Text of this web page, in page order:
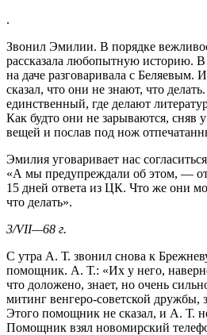
.
Звонил Эмилии. В порядке
рассказала любопытную историю. В
на даче разговаривала с Беляевым.
сказал, что они не знают, что
единственный, где делают
Как будто они не зарываются, сняв
вещей и послав под нож
Эмилия уговаривает нас
«А мы предупреждали об этом, —
15 дней ответа из ЦК. Что же они
что делать».
3/VII—68 г.
С утра А. Т. звонил снова к
помощник. А. Т.: «Их у него,
что доложено, знает, но очень
митинг венгеро-советской дружбы,
Этого помощник не сказал, и А. Т.
Помощник взял новомирский